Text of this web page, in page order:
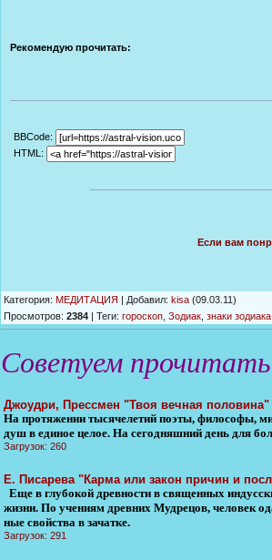
Рекомендую прочитать:
BBCode:
HTML:
Если вам
Категория: МЕДИТАЦИЯ | Добавил: kisa (09.03.11)
Просмотров: 2384 | Теги: гороскоп Зодиак знаки зодиака
Советуем прочитать
Джоудри, Прессмен "Твоя вечная половина"
На протяжении тысячелетий поэты, философы,
душ в единое целое. На сегодняшний день для
Загрузок: 260
Е. Писарева "Карма или закон причин и
Еще в глубокой древности в священных
жизни. По учениям древних Мудрецов, человек
ные свойства в зачатке.
Загрузок: 291